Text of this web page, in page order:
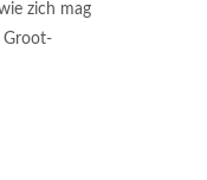
zich mag
Groot-